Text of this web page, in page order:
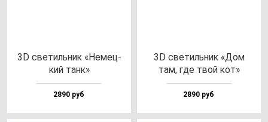
3D све­тиль­ник «Немец­
кий танк»
2890 руб
3D све­тиль­ник «Дом
там, где твой кот»
2890 руб